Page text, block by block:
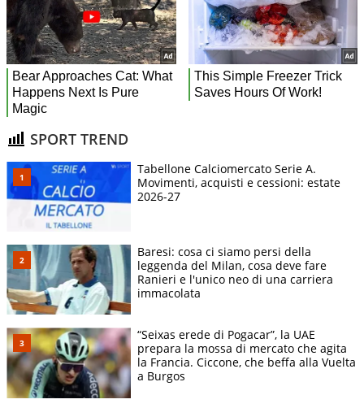
SPORT TREND
Tabellone Calciomercato Serie A.
Movimenti, acquisti e cessioni: estate
2026-27
Baresi: cosa ci siamo persi della
leggenda del Milan, cosa deve fare
Ranieri e l'unico neo di una carriera
immacolata
“Seixas erede di Pogacar”, la UAE
prepara la mossa di mercato che agita
la Francia. Ciccone, che beffa alla Vuelta
a Burgos